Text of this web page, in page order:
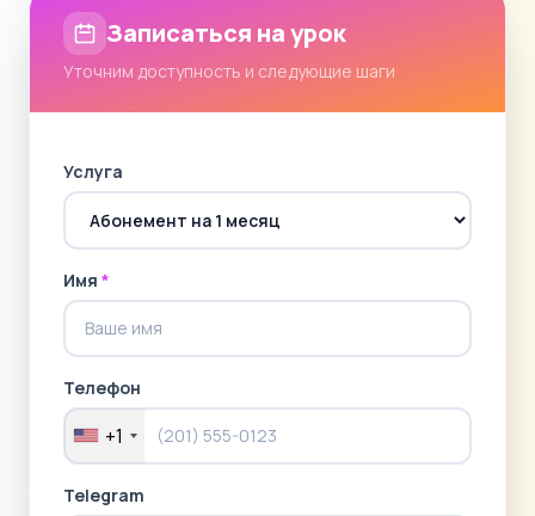
Записаться на урок
Уточним доступность и следующие шаги
Услуга
Имя *
Телефон
+1
Telegram